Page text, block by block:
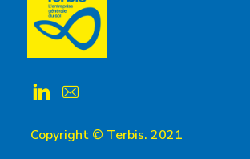
Copyright © Terbis. 2021